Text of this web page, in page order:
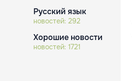
Русский язык
новостей: 292
Хорошие новости
новостей: 1721